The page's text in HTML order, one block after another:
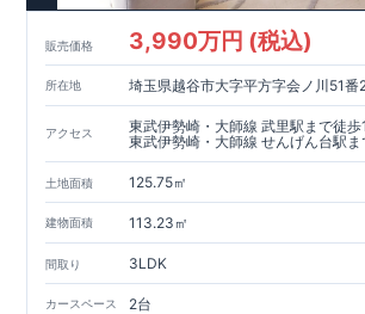
販売価格 3,990万円 (税込)
所在地 埼玉県越谷市大字平方字会ノ川51番
アクセス
東武伊勢崎・大師線 武里駅まで徒歩
東武伊勢崎・大師線 せんげん台駅
土地面積 125.75㎡
建物面積 113.23㎡
間取り 3LDK
カースペース 2台